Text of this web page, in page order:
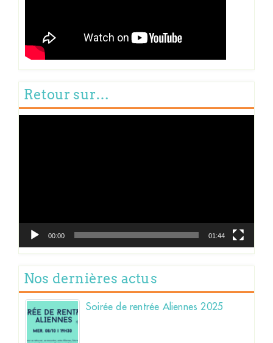
Retour sur…
00:00 01:44
Nos dernières actus
Soirée de rentrée Aliennes 2025